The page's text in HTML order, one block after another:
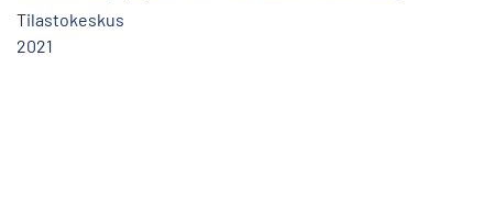
Tilastokeskus
2021